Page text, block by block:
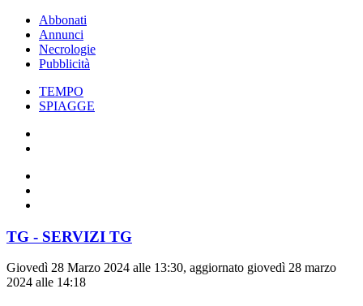
Abbonati
Annunci
Necrologie
Pubblicità
TEMPO
SPIAGGE
TG - SERVIZI TG
Giovedì 28 Marzo 2024 alle 13:30, aggiornato giovedì 28 marzo
2024 alle 14:18